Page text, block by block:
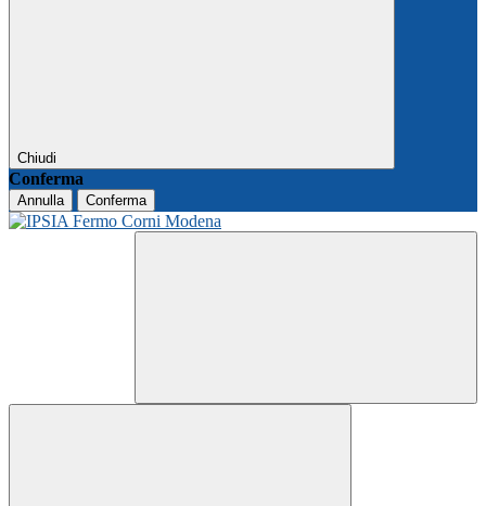
Chiudi
Conferma
Annulla Conferma